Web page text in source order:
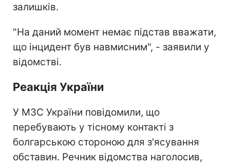
залишків.
"На даний момент немає підстав вважати,
що інцидент був навмисним", - заявили у
відомстві.
Реакція України
У МЗС України повідомили, що
перебувають у тісному контакті з
болгарською стороною для з'ясування
обставин. Речник відомства наголосив,